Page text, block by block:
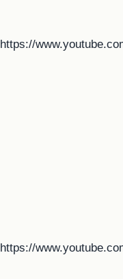
https://
https://